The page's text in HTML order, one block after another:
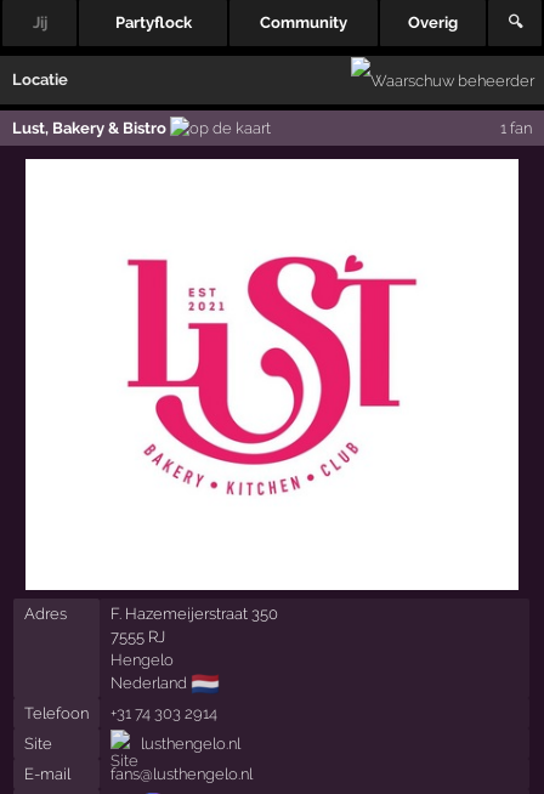
Jij Partyflock Community Overig 🔍
Locatie
Lust, Bakery & Bistro 1 fan
Adres
F. Hazemeijerstraat 350
7555 RJ
Hengelo
Nederland 🇳🇱
Telefoon
+31 74 303 2914
Site
lusthengelo.nl
E-mail
fans@lusthengelo.nl